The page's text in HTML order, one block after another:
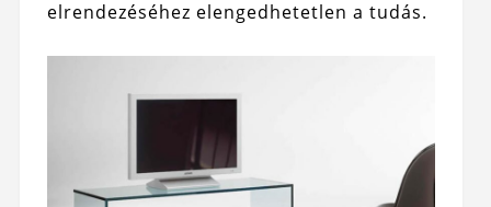
elrendezéséhez elengedhetetlen a tudás.